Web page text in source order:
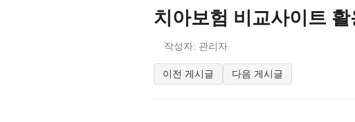
치아보험 비교사이트
작성자: 관리자
이전 게시글 다음 게시글